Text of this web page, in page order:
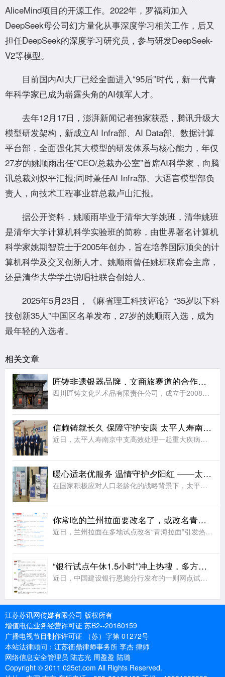
AliceMind项目的开源工作。2022年，罗福莉加入
DeepSeek母公司幻方量化从事深度学习相关工作，后又
担任DeepSeek的深度学习研究员，参与研发DeepSeek-
V2等模型。
目前国内AI大厂已经全面进入“95后”时代，新一代青
年科学家已成为崭露头角的AI领军人才。
去年12月17日，澎湃新闻记者独家获悉，腾讯升级大
模型研发架构，新成立AI Infra部、AI Data部、数据计算
平台部，全面强化其大模型的研发体系与核心能力，年仅
27岁的姚顺雨出任“CEO/总裁办公室”首席AI科学家，向腾
讯总裁刘炽平汇报;同时兼任AI Infra部、大语言模型部负
责人，向技术工程事业群总裁卢山汇报。
据公开资料，姚顺雨毕业于清华大学姚班，清华姚班
是清华大学计算机科学实验班的简称，由世界著名计算机
科学家姚期智院士于2005年创办，旨在培养国际顶尖的计
算机科学及交叉创新人才。姚顺雨曾任姚班联席会主席，
还是清华大学学生说唱社联合创始人。
2025年5月23日，《麻省理工科技评论》“35岁以下科
技创新35人”中国区名单发布，27岁的姚顺雨入选，成为
最年轻的入选者。
相关文章
匠铸非遗银器品牌，文商旅赛道的合作之选
四川匠铸文化艺术品有限责任公司，成立于2008年，注册资本及实缴资本均为5000万元人民币，是一家集原创设计、生产制造、连锁零售于一体的银文化企业。公司总部位于四川成都，在职员工千余人，是全国工商联金
信赖铸就长久 保障守护安康 太平人寿南京中支高效赔付110万元赢得客户赞誉
近日，太平人寿南京中支高效处理一起重大疾病理赔案件，向客户达先生支付保险金共计110万元。本次理赔以专业、细节、温暖的服务切实履行了保险承诺，生动诠释了公司“以客户为中心”的服务理念。达先生自2014
暖心适老优服务 温情守护夕阳红 ——太平人寿江苏分公司2026年适老化服务工作纪实
在国家积极应对人口老龄化的战略背景下，太平人寿江苏分公司始终秉持“金融为民”的服务理念，聚焦老年客户群体的实际需求，持续优化服务流程、升级服务设施、提升服务温度，切实将适老化工作落到实处，用实际行动诠
你常吃的兰州拉面要改名了，或改名青海拉面
近日，兰州拉面在多地试点改名“青海拉面”引发热议。据悉，改名背后藏着一场近40年的品牌错位。兰州本地并无 “兰州拉面” 叫法，正宗本土面食称作兰州牛肉面。上世纪80年代，青海化隆、尖扎群众外出谋生，借
“银行试点午休1.5小时”冲上热搜，多方发声
近日，中国建设银行恩施分行发布的一则网点试行午休的公告引发网友热议，公告显示，自2026年8月3日起，辖内所有网点试行工作日午休，上午9:00-12:30、下午14:00-17:00对外营业，12:3
江苏苏讯网传媒有限公司 版权所有
增值电信业务经营许可证 苏B2--20160159
广播电视节目制作许可证 （苏）字第 01272号
本站法律顾问：江苏衡鼎律师事务所 李杰 律师
网络信息安全管理员 陆志光 周盈盈 陆璐
Copyright © 2011 025ct.com All Rights Reserved.